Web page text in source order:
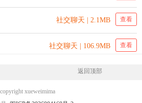
社交聊天 | 2.1MB 查看
社交聊天 | 106.9MB 查看
返回顶部
copyright xueweimima